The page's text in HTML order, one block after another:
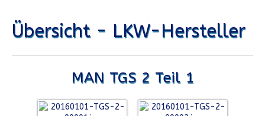
Übersicht - LKW-Hersteller
MAN TGS 2 Teil 1